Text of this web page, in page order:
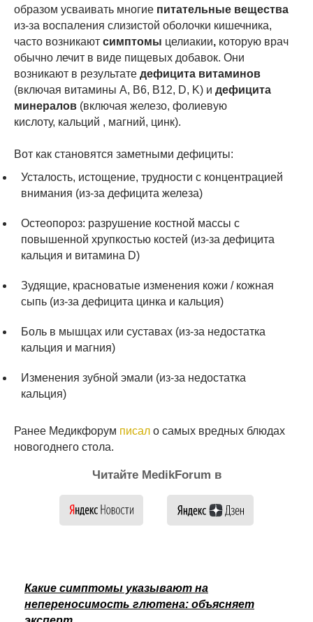
образом усваивать многие питательные вещества
из-за воспаления слизистой оболочки кишечника,
часто возникают симптомы целиакии, которую врач
обычно лечит в виде пищевых добавок. Они
возникают в результате дефицита витаминов
(включая витамины A, B6, B12, D, K) и дефицита
минералов (включая железо, фолиевую
кислоту, кальций , магний, цинк).
Вот как становятся заметными дефициты:
Усталость, истощение, трудности с концентрацией
внимания (из-за дефицита железа)
Остеопороз: разрушение костной массы с
повышенной хрупкостью костей (из-за дефицита
кальция и витамина D)
Зудящие, красноватые изменения кожи / кожная
сыпь (из-за дефицита цинка и кальция)
Боль в мышцах или суставах (из-за недостатка
кальция и магния)
Изменения зубной эмали (из-за недостатка
кальция)
Ранее Медикфорум писал о самых вредных блюдах
новогоднего стола.
Читайте MedikForum в
Какие симптомы указывают на
непереносимость глютена: объясняет